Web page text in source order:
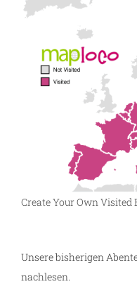
Create Your Own Visited
Unsere bisherigen
nachlesen.